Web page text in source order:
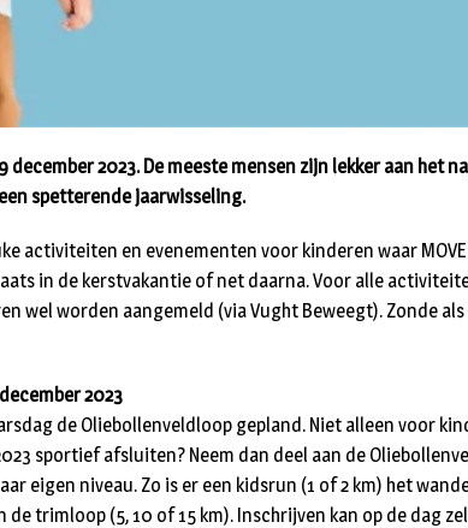
29 december 2023. De meeste mensen zijn lekker aan het
spetterende jaarwisseling.
activiteiten en evenementen voor kinderen waar
in de kerstvakantie of net daarna. Voor alle
wel worden aangemeld (via Vught Beweegt). Zonde
2023
de Oliebollenveldloop gepland. Niet alleen voor
sportief afsluiten? Neem dan deel aan de
eigen niveau. Zo is er een kidsrun (1 of 2 km) het
trimloop (5, 10 of 15 km). Inschrijven kan op de dag